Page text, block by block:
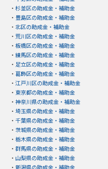
・ 杉並区の助成金・補助金
・ 豊島区の助成金・補助金
・ 北区の助成金・補助金
・ 荒川区の助成金・補助金
・ 板橋区の助成金・補助金
・ 練馬区の助成金・補助金
・ 足立区の助成金・補助金
・ 葛飾区の助成金・補助金
・ 江戸川区の助成金・補助金
・ 東京都の助成金・補助金
・ 神奈川県の助成金・補助金
・ 埼玉県の助成金・補助金
・ 千葉県の助成金・補助金
・ 茨城県の助成金・補助金
・ 栃木県の助成金・補助金
・ 群馬県の助成金・補助金
・ 山梨県の助成金・補助金
・ 新潟県の助成金・補助金